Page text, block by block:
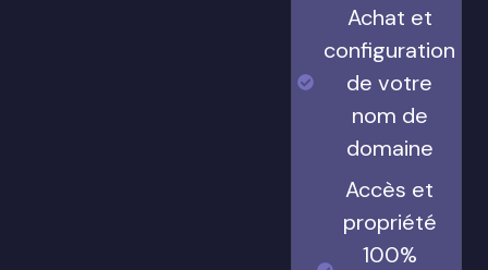
Achat et
configuration
de votre
nom de
domaine
Accès et
propriété
100%